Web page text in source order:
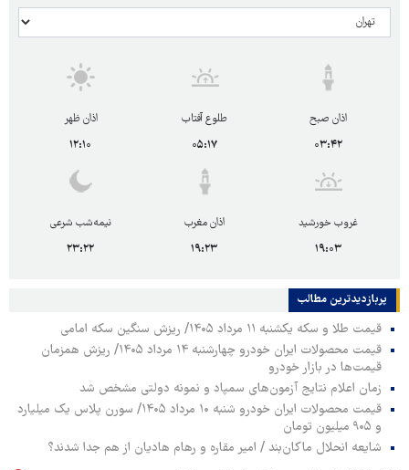
اذان صبح
۰۳:۴۲
طلوع آفتاب
۰۵:۱۷
اذان ظهر
۱۲:۱۰
غروب خورشید
۱۹:۰۳
اذان مغرب
۱۹:۲۳
نیمه‌شب شرعی
۲۳:۲۲
پربازدیدترین‌ مطالب
قیمت طلا و سکه یکشنبه ۱۱ مرداد ۱۴۰۵/ ریزش سنگین سکه امامی
قیمت محصولات ایران خودرو چهارشنبه ۱۴ مرداد ۱۴۰۵/ ریزش همزمان
قیمت‌ها در بازار خودرو
زمان اعلام نتایج آزمون‌های سمپاد و نمونه دولتی مشخص شد
قیمت محصولات ایران خودرو شنبه ۱۰ مرداد ۱۴۰۵/ سورن پلاس یک میلیارد
و ۹۰۵ میلیون تومان
شایعه انحلال ماکان‌بند / امیر مقاره و رهام هادیان از هم جدا شدند؟